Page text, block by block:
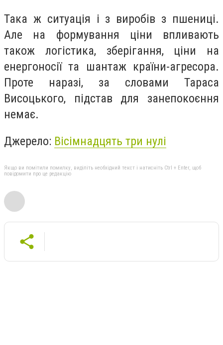
Така ж ситуація і з виробів з пшениці.
Але на формування ціни впливають
також логістика, зберігання, ціни на
енергоносії та шантаж країни-агресора.
Проте наразі, за словами Тараса
Висоцького, підстав для занепокоєння
немає.
Джерело: Вісімнадцять три нулі
Якщо ви помітили помилку, виділіть необхідний текст і натисніть Ctrl + Enter, щоб
повідомити про це редакцію